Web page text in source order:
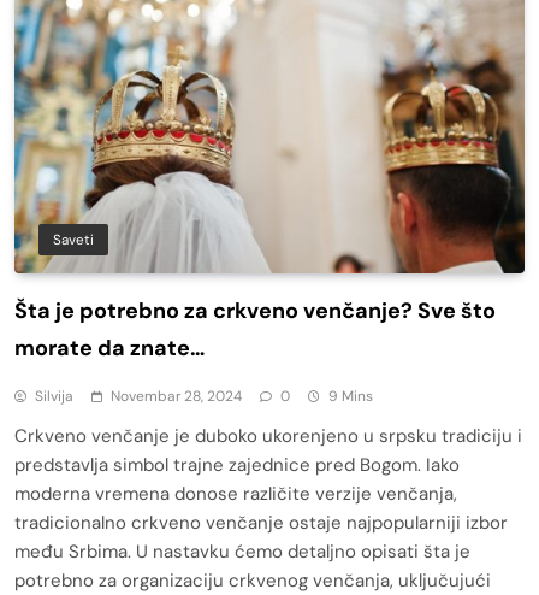
Saveti
Šta je potrebno za crkveno venčanje? Sve što
morate da znate…
Silvija Novembar 28, 2024 0 9 Mins
Crkveno venčanje je duboko ukorenjeno u srpsku tradiciju i
predstavlja simbol trajne zajednice pred Bogom. Iako
moderna vremena donose različite verzije venčanja,
tradicionalno crkveno venčanje ostaje najpopularniji izbor
među Srbima. U nastavku ćemo detaljno opisati šta je
potrebno za organizaciju crkvenog venčanja, uključujući